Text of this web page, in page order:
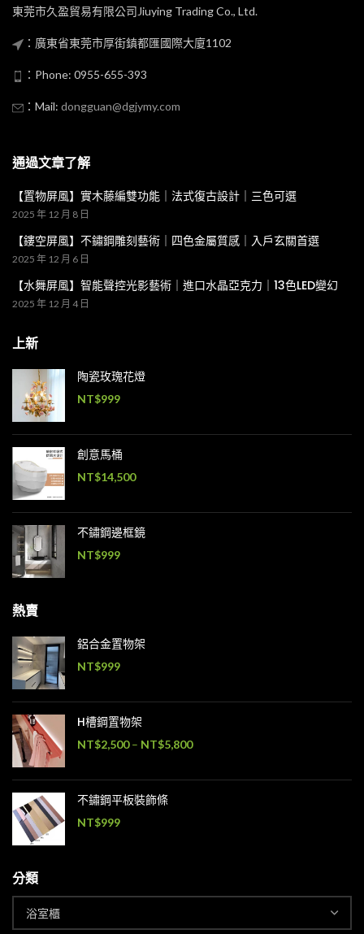
東莞市久盈貿易有限公司Jiuying Trading Co., Ltd.
：廣東省東莞市厚街鎮都匯國際大廈1102
：Phone: 0955-655-393
：Mail: dongguan@dgjymy.com
通過文章了解
【置物屏風】實木藤編雙功能｜法式復古設計｜三色可選
2025 年 12 月 8 日
【鏤空屏風】不鏽鋼雕刻藝術｜四色金屬質感｜入戶玄關首選
2025 年 12 月 6 日
【水舞屏風】智能聲控光影藝術｜進口水晶亞克力｜13色LED變幻
2025 年 12 月 4 日
上新
陶瓷玫瑰花燈
NT$999
創意馬桶
NT$14,500
不鏽鋼邊框鏡
NT$999
熱賣
鋁合金置物架
NT$999
H槽鋼置物架
NT$2,500 – NT$5,800
不鏽鋼平板裝飾條
NT$999
分類